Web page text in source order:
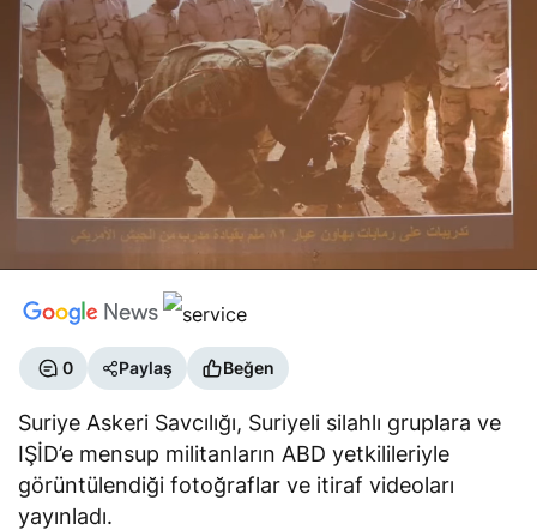
0 Paylaş Beğen
Suriye Askeri Savcılığı, Suriyeli silahlı gruplara ve
IŞİD’e mensup militanların ABD yetkilileriyle
görüntülendiği fotoğraflar ve itiraf videoları
yayınladı.